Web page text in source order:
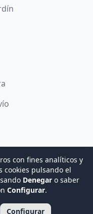
Ingenieros, S.L.
con fines analíticos y
cookies pulsando el
Denegar o saber
Configurar.
Configurar